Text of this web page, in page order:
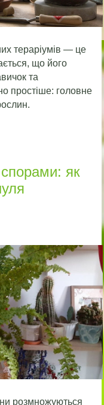
тераріумів — це
що його
та
простіше: головне
як
розмножуються